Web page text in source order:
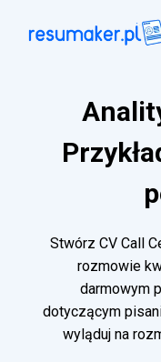
Stwórz CV Call
rozmowie
darmowym
dotyczącym
wyląduj na